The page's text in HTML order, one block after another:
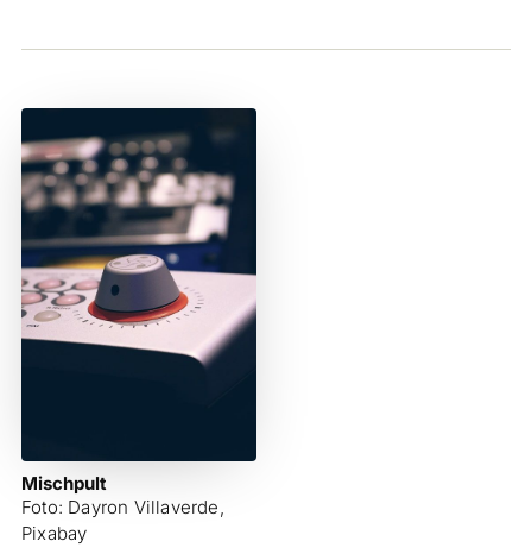
Mischpult
Foto: Dayron Villaverde,
Pixabay